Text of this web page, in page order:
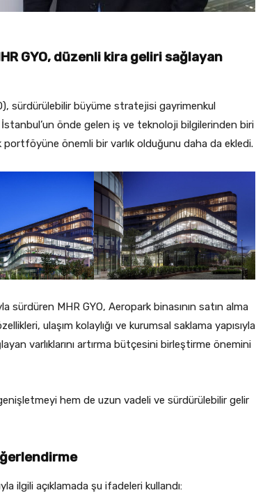
GYO, düzenli kira geliri sağlayan
sürdürülebilir büyüme stratejisi gayrimenkul
önde gelen iş ve teknoloji bilgilerinden biri
portföyüne önemli bir varlık olduğunu daha da ekledi.
sürdüren MHR GYO, Aeropark binasının satın alma
ulaşım kolaylığı ve kurumsal saklama yapısıyla
varlıklarını artırma bütçesini birleştirme önemini
hem de uzun vadeli ve sürdürülebilir gelir
ilgili açıklamada şu ifadeleri kullandı: